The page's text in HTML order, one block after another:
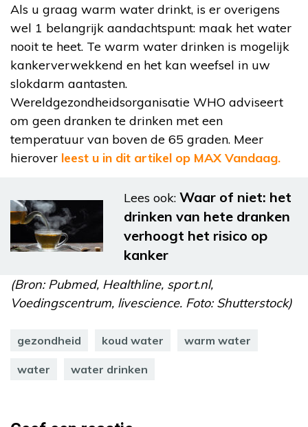
Als u graag warm water drinkt, is er overigens
wel 1 belangrijk aandachtspunt: maak het water
nooit te heet. Te warm water drinken is mogelijk
kankerverwekkend en het kan weefsel in uw
slokdarm aantasten.
Wereldgezondheidsorganisatie WHO adviseert
om geen dranken te drinken met een
temperatuur van boven de 65 graden. Meer
hierover leest u in dit artikel op MAX Vandaag.
Lees ook: Waar of niet: het
drinken van hete dranken
verhoogt het risico op
kanker
(Bron: Pubmed, Healthline, sport.nl,
Voedingscentrum, livescience. Foto: Shutterstock)
gezondheid koud water warm water
water water drinken